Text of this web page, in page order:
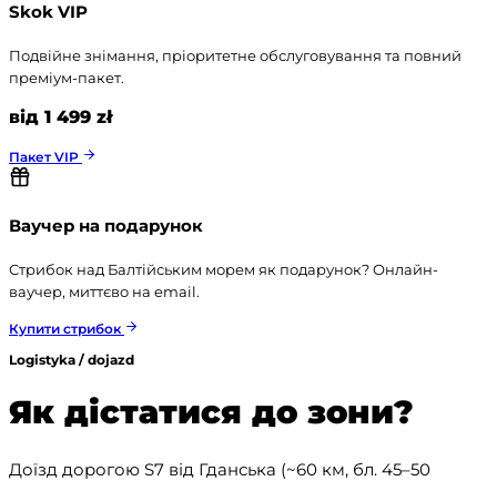
Skok VIP
Подвійне знімання, пріоритетне обслуговування та повний
преміум-пакет.
від 1 499 zł
Пакет VIP
Ваучер на подарунок
Стрибок над Балтійським морем як подарунок? Онлайн-
ваучер, миттєво на email.
Купити стрибок
Logistyka / dojazd
Як дістатися до зони?
Доїзд дорогою S7 від Гданська (~60 км, бл. 45–50